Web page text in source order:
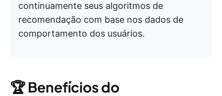
continuamente seus algoritmos de
recomendação com base nos dados de
comportamento dos usuários.
🏆Benefícios do